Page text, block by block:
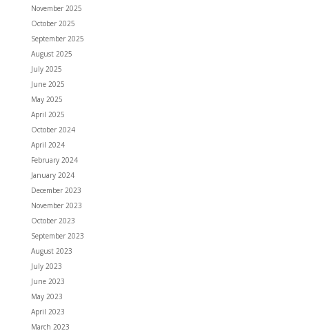
November 2025
October 2025
September 2025
August 2025
July 2025
June 2025
May 2025
April 2025
October 2024
April 2024
February 2024
January 2024
December 2023
November 2023
October 2023
September 2023
August 2023
July 2023
June 2023
May 2023
April 2023
March 2023